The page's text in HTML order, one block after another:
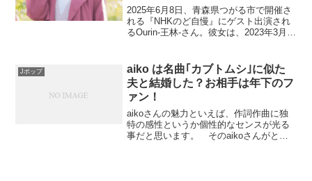
介！
2025年6月8日、青森県つがる市で開催さ
れる『NHKのど自慢』にゲスト出演され
るOurin-王林-さん。彼女は、2023年3月
公表していなくて、中国人っぽい芸名
で...
Jポップ
aiko は名曲｢カブトムシ｣に似た
夫と結婚した？お相手は年下のフ
ァン！
aikoさんの魅力といえば、作詞作曲に独
特の感性というか個性的なセンスが光る
事だと思います。 そのaikoさんがとう